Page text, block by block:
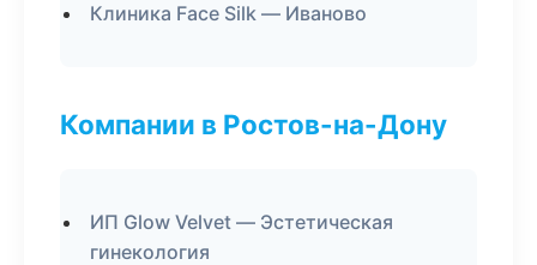
Клиника Face Silk — Иваново
Компании в Ростов-на-Дону
ИП Glow Velvet — Эстетическая
гинекология